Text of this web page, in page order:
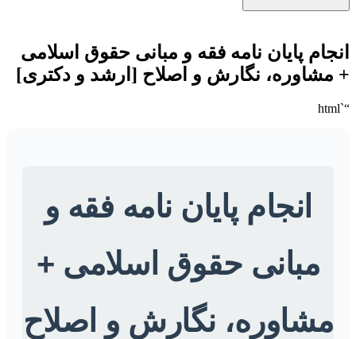
انجام پایان نامه فقه و مبانی حقوق اسلامی
+ مشاوره، نگارش و اصلاح [ارشد و دکتری]
“`html
انجام پایان نامه فقه و
مبانی حقوق اسلامی +
مشاوره، نگارش و اصلاح